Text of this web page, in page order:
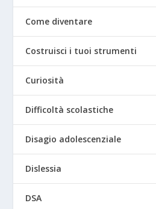
Come diventare
Costruisci i tuoi strumenti
Curiosità
Difficoltà scolastiche
Disagio adolescenziale
Dislessia
DSA